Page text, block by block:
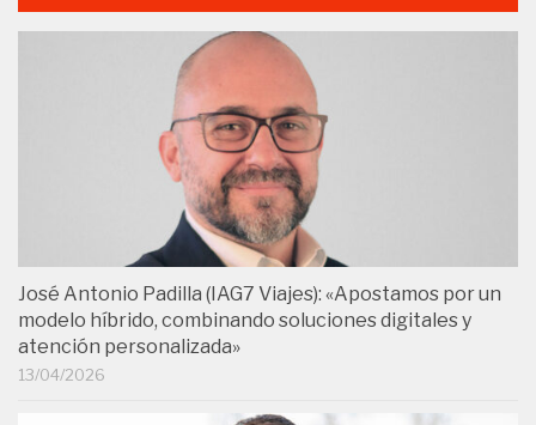
José Antonio Padilla (IAG7 Viajes): «Apostamos por un
modelo híbrido, combinando soluciones digitales y
atención personalizada»
13/04/2026